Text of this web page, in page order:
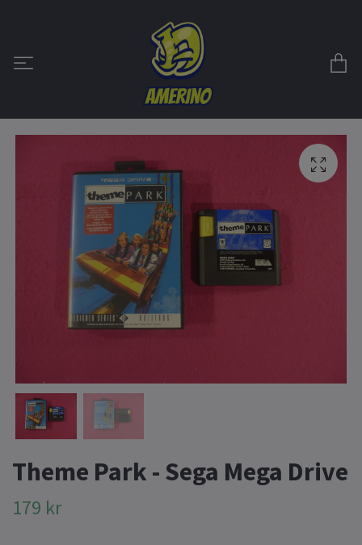
Theme Park - Sega Mega Drive
179 kr